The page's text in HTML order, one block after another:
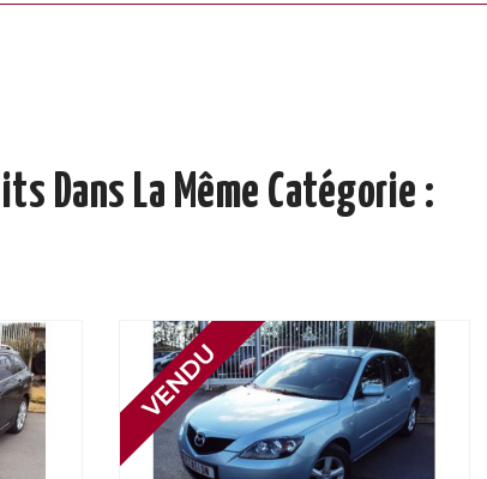
Dans La Même Catégorie :